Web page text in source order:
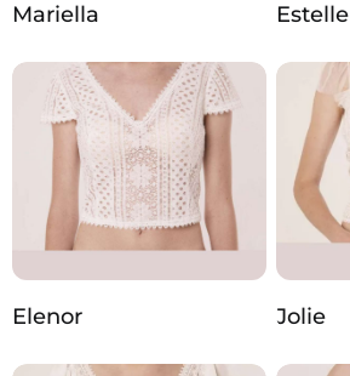
Mariella Estelle
Elenor Jolie